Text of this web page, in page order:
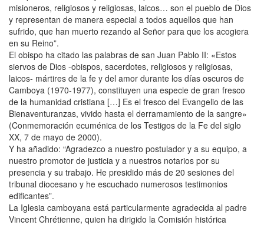
misioneros, religiosos y religiosas, laicos… son el pueblo de Dios
y representan de manera especial a todos aquellos que han
sufrido, que han muerto rezando al Señor para que los acogiera
en su Reino”.
El obispo ha citado las palabras de san Juan Pablo II: «Estos
siervos de Dios -obispos, sacerdotes, religiosos y religiosas,
laicos- mártires de la fe y del amor durante los días oscuros de
Camboya (1970-1977), constituyen una especie de gran fresco
de la humanidad cristiana […] Es el fresco del Evangelio de las
Bienaventuranzas, vivido hasta el derramamiento de la sangre»
(Conmemoración ecuménica de los Testigos de la Fe del siglo
XX, 7 de mayo de 2000).
Y ha añadido: “Agradezco a nuestro postulador y a su equipo, a
nuestro promotor de justicia y a nuestros notarios por su
presencia y su trabajo. He presidido más de 20 sesiones del
tribunal diocesano y he escuchado numerosos testimonios
edificantes”.
La Iglesia camboyana está particularmente agradecida al padre
Vincent Chrétienne, quien ha dirigido la Comisión histórica